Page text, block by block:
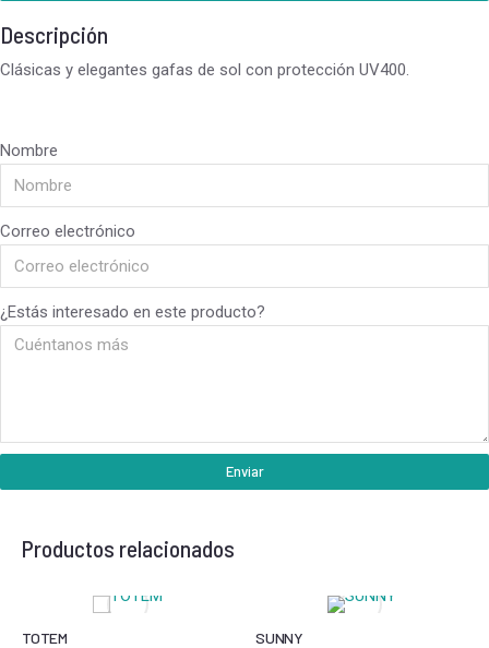
Descripción
Clásicas y elegantes gafas de sol con protección UV400.
Nombre
Correo electrónico
¿Estás interesado en este producto?
Enviar
Productos relacionados
TOTEM SUNNY